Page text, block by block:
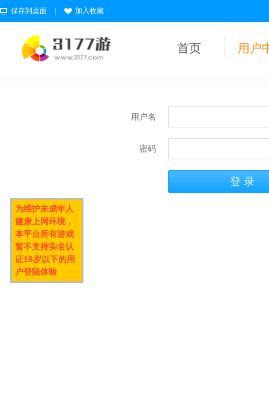
保存到桌面 加入收藏
首页 用户
用户名
密码
为维护未成年人
健康上网环境，
本平台所有游戏
暂不支持实名认
证18岁以下的用
户登陆体验